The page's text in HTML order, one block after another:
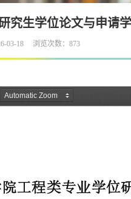
究生学位论文与申请
03-18 浏览次数： 873